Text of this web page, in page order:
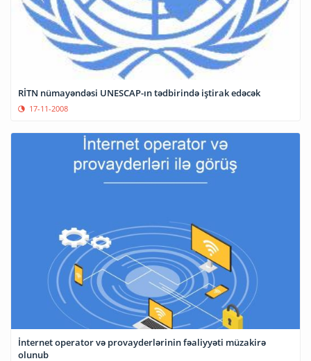
RİTN nümayəndəsi UNESCAP-ın tədbirində iştirak edəcək
17-11-2008
İnternet operator və provayderlərinin fəaliyyəti müzakirə
olunub